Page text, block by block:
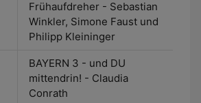
Frühaufdreher - Sebastian
Winkler, Simone Faust und
Philipp Kleininger
BAYERN 3 - und DU
mittendrin! - Claudia
Conrath